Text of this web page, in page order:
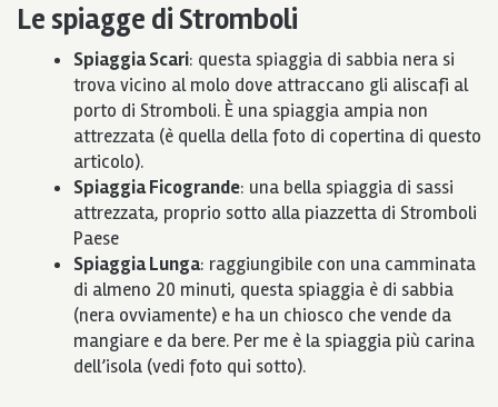
Le spiagge di Stromboli
Spiaggia Scari: questa spiaggia di sabbia nera si
trova vicino al molo dove attraccano gli aliscafi al
porto di Stromboli. È una spiaggia ampia non
attrezzata (è quella della foto di copertina di questo
articolo).
Spiaggia Ficogrande: una bella spiaggia di sassi
attrezzata, proprio sotto alla piazzetta di Stromboli
Paese
Spiaggia Lunga: raggiungibile con una camminata
di almeno 20 minuti, questa spiaggia è di sabbia
(nera ovviamente) e ha un chiosco che vende da
mangiare e da bere. Per me è la spiaggia più carina
dell’isola (vedi foto qui sotto).